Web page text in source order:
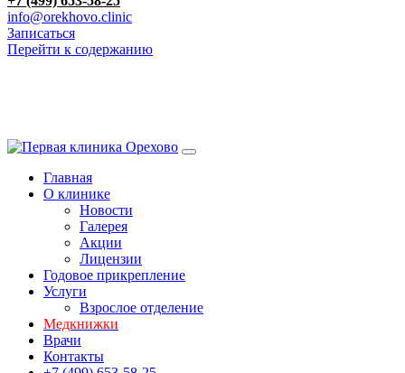
info@orekhovo.clinic
Записаться
Перейти к содержанию
Главная
О клинике
Новости
Галерея
Акции
Лицензии
Годовое прикрепление
Услуги
Взрослое отделение
Медкнижки
Врачи
Контакты